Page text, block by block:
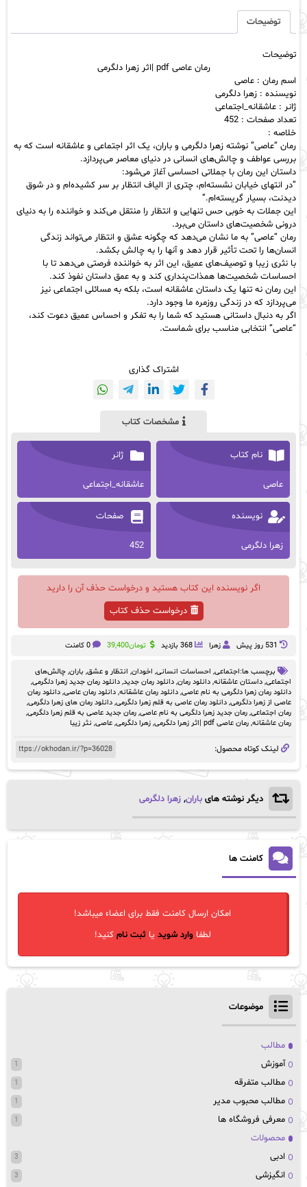
زهرا
عدد
توضیحات
توضیحات
رمان عاصی pdf |اثر زهرا دلگرمی
اسم رمان : عاصی
نویسنده : زهرا دلگرمی
ژانر : عاشقانه_اجتماعی
تعداد صفحات : 452
خلاصه :
رمان “عاصی” نوشته زهرا دلگرمی و باران، یک اثر اجتماعی و عاشقانه است که به
بررسی عواطف و چالش‌های انسانی در دنیای معاصر می‌پردازد.
داستان این رمان با جملاتی احساسی آغاز می‌شود:
“در انتهای خیابان نشسته‌ام، چتری از الیاف انتظار بر سر کشیده‌ام و در شوق
دیدنت، بسیار گریسته‌ام.”
این جملات به خوبی حس تنهایی و انتظار را منتقل می‌کند و خواننده را به دنیای
درونی شخصیت‌های داستان می‌برد.
رمان “عاصی” به ما نشان می‌دهد که چگونه عشق و انتظار می‌تواند زندگی
انسان‌ها را تحت تأثیر قرار دهد و آنها را به چالش بکشد.
با نثری زیبا و توصیف‌های عمیق، این اثر به خواننده فرصتی می‌دهد تا با
احساسات شخصیت‌ها همذات‌پنداری کند و به عمق داستان نفوذ کند.
این رمان نه تنها یک داستان عاشقانه است، بلکه به مسائلی اجتماعی نیز
می‌پردازد که در زندگی روزمره ما وجود دارد.
اگر به دنبال داستانی هستید که شما را به تفکر و احساس عمیق دعوت کند،
“عاصی” انتخابی مناسب برای شماست.
اشتراک گذاری
مشخصات کتاب
نام کتاب
عاصی
ژانر
عاشقانه_اجتماعی
نویسنده
زهرا دلگرمی
صفحات
452
اگر نویسنده این کتاب هستید و درخواست حذف آن را دارید
درخواست حذف کتاب
531 روز پيش زهرا 368 بازدید تومان39,400 0 کامنت
برچسب ها:اجتماعی, احساسات انسانی, اخودان, انتظار و عشق, باران, چالش‌های
اجتماعی, داستان عاشقانه, دانلود رمان, دانلود رمان جدید, دانلود رمان جدید زهرا دلگرمی,
دانلود رمان زهرا دلگرمی به نام عاصی, دانلود رمان عاشقانه, دانلود رمان عاصی, دانلود رمان
عاصی از زهرا دلگرمی, دانلود رمان عاصی به قلم زهرا دلگرمی, دانلود رمان های زهرا دلگرمی,
رمان‌ اجتماعی, رمان جدید زهرا دلگرمی به نام عاصی, رمان جدید عاصی به قلم زهرا دلگرمی,
رمان عاشقانه, رمان عاصی pdf |اثر زهرا دلگرمی , زهرا دلگرمی, عاصی, نثر زیبا
لینک کوتاه محصول:
دیگر نوشته های باران, زهرا دلگرمی
کامنت ها
امکان ارسال کامنت فقط برای اعضاء میباشد!
لطفاوارد شوید یاثبت نام کنید!
موضوعات
مطالب
آموزش
1
مطالب متفرقه 1
مطالب محبوب مدیر 1
معرفی فروشگاه ها 1
محصولات
ادبی
3
انگیزشی 3